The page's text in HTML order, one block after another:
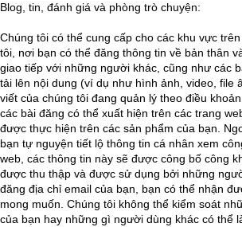
Blog, tin, đánh giá và phòng trò chuyện:
Chúng tôi có thể cung cấp cho các khu vực
tôi, nơi bạn có thể đăng thông tin về bản thân
giao tiếp với những người khác, cũng như các
tải lên nội dung (ví dụ như hình ảnh, video, file
viết của chúng tôi đang quản lý theo điều
các bài đăng có thể xuất hiện trên các trang
được thực hiện trên các sản phẩm của bạn.
bạn tự nguyện tiết lộ thông tin cá nhân xem
web, các thông tin này sẽ được công bố công
được thu thập và được sử dụng bởi những
đăng địa chỉ email của bạn, bạn có thể nhận
mong muốn. Chúng tôi không thể kiểm soát
của bạn hay những gì người dùng khác có thể